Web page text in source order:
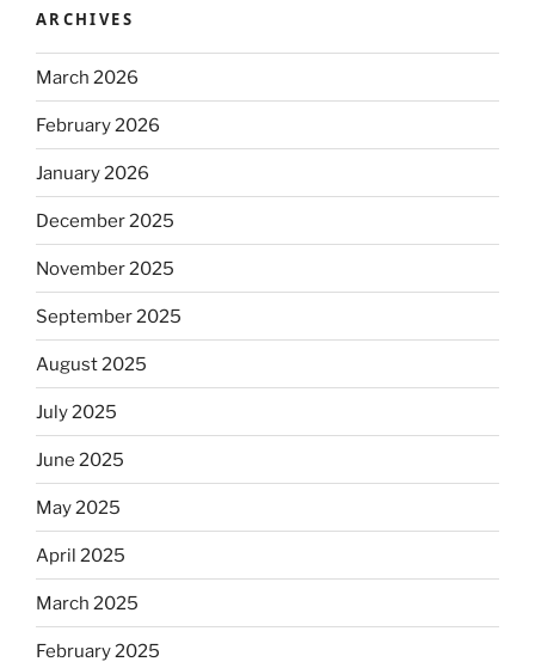
ARCHIVES
March 2026
February 2026
January 2026
December 2025
November 2025
September 2025
August 2025
July 2025
June 2025
May 2025
April 2025
March 2025
February 2025